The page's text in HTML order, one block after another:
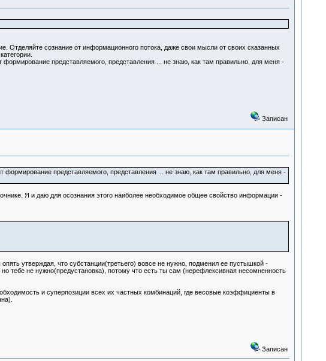
Отделяйте сознание от информационного потока, даже свои мысли от своих сказанных
формирование представляемого, представления ... не знаю, как там правильно, для меня -
Записан
формирование представляемого, представления ... не знаю, как там правильно, для меня -
Я и даю для осознания этого наиболее необходимое общее свойство информации -
утверждая, что субстанции(третьего) вовсе не нужно, подменил ее пустышкой -
тебе не нужно(предустановка), потому что есть ты сам (нерефлексивная несомненность
и суперпозиции всех их частных комбинаций, где весовые коэффициенты в
Записан